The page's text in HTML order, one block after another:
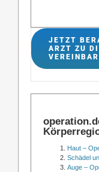
JETZT
ARZT ZU
Haut –
Schädel
Auge –